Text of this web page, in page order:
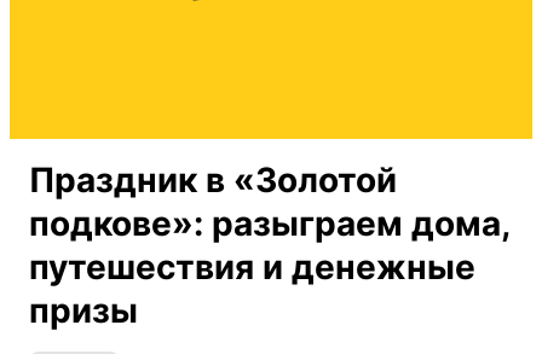
Праздник в «Золотой
подкове»: разыграем дома,
путешествия и денежные
призы